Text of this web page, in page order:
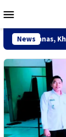
ke
Mobile
News
Soroti